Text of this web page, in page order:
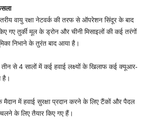
वायु रक्षा नेटवर्क की तरफ से ऑपरेशन सिंदूर के बाद
गए तुर्की मूल के ड्रोन और चीनी मिसाइलों की कई तरंगों
निभाने के तुरंत बाद आया है।
से 4 सालों में कई हवाई लक्ष्यों के खिलाफ कई क्यूआर-
है।
मैदान में हवाई सुरक्षा प्रदान करने के लिए टैंकों और पैदल
के लिए तैयार किए गए हैं।